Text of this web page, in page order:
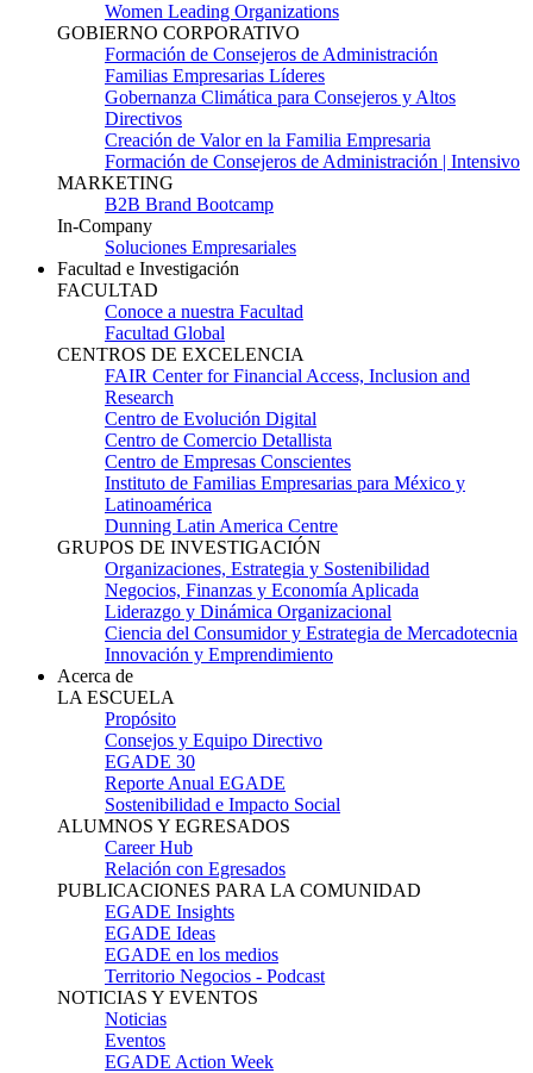
Women Leading Organizations
GOBIERNO CORPORATIVO
Formación de Consejeros de Administración
Familias Empresarias Líderes
Gobernanza Climática para Consejeros y Altos
Directivos
Creación de Valor en la Familia Empresaria
Formación de Consejeros de Administración | Intensivo
MARKETING
B2B Brand Bootcamp
In-Company
Soluciones Empresariales
Facultad e Investigación
FACULTAD
Conoce a nuestra Facultad
Facultad Global
CENTROS DE EXCELENCIA
FAIR Center for Financial Access, Inclusion and
Research
Centro de Evolución Digital
Centro de Comercio Detallista
Centro de Empresas Conscientes
Instituto de Familias Empresarias para México y
Latinoamérica
Dunning Latin America Centre
GRUPOS DE INVESTIGACIÓN
Organizaciones, Estrategia y Sostenibilidad
Negocios, Finanzas y Economía Aplicada
Liderazgo y Dinámica Organizacional
Ciencia del Consumidor y Estrategia de Mercadotecnia
Innovación y Emprendimiento
Acerca de
LA ESCUELA
Propósito
Consejos y Equipo Directivo
EGADE 30
Reporte Anual EGADE
Sostenibilidad e Impacto Social
ALUMNOS Y EGRESADOS
Career Hub
Relación con Egresados
PUBLICACIONES PARA LA COMUNIDAD
EGADE Insights
EGADE Ideas
EGADE en los medios
Territorio Negocios - Podcast
NOTICIAS Y EVENTOS
Noticias
Eventos
EGADE Action Week